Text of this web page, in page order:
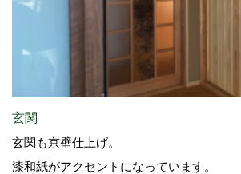
玄関
玄関も京壁仕上げ。
漆和紙がアクセントになっています。